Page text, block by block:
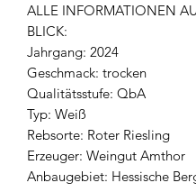
ALLE INFORMATIONEN
BLICK:
Jahrgang: 2024
Geschmack: trocken
Qualitätsstufe: QbA
Typ: Weiß
Rebsorte: Roter Riesling
Erzeuger: Weingut Amthor
Anbaugebiet: Hessische